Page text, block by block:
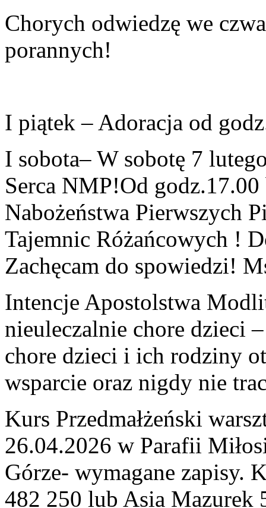
Chorych odwiedzę we
porannych!
I piątek – Adoracja od
I sobota– W sobotę 7
Serca NMP!Od godz.17.00
Nabożeństwa Pierwszych
Tajemnic Różańcowych !
Zachęcam do spowiedzi!
Intencje Apostolstwa
nieuleczalnie chore dzieci
chore dzieci i ich rodziny
wsparcie oraz nigdy nie
Kurs Przedmałżeński
26.04.2026 w Parafii
Górze- wymagane zapisy.
482 250 lub Asia Mazurek